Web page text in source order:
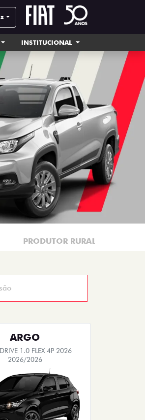
INSTITUCIONAL
PRODUTOR RURAL
ARGO
1.0 FLEX 4P 2026
2026/2026